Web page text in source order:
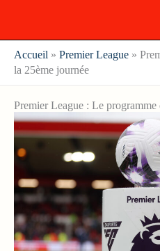
Accueil » Premier League »
la 25ème journée
Premier League : Le programme